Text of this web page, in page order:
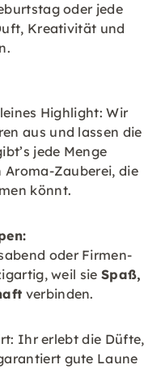
oder jede
Kreativität und
Highlight: Wir
aus und lassen die
jede Menge
Aroma-Zauberei, die
könnt.
oder Firmen-
weil sieSpaß,
verbinden.
Ihr erlebt die Düfte,
gute Laune